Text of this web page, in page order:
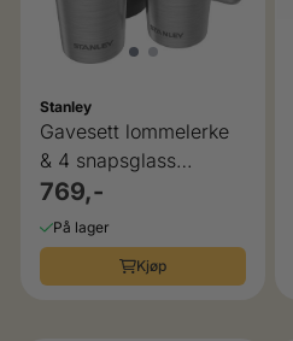
Stanley
Gavesett lommelerke
& 4 snapsglass
Stanley
769,-
På lager
Kjøp